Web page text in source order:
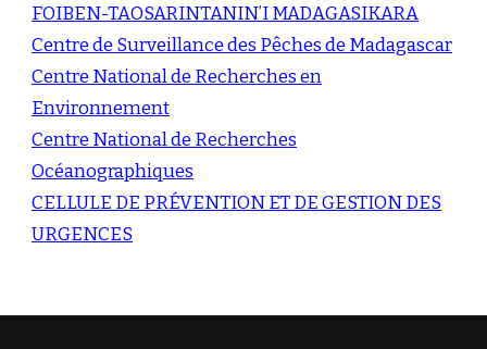
FOIBEN-TAOSARINTANIN’I MADAGASIKARA
Centre de Surveillance des Pêches de Madagascar
Centre National de Recherches en
Environnement
Centre National de Recherches
Océanographiques
CELLULE DE PRÉVENTION ET DE GESTION DES
URGENCES